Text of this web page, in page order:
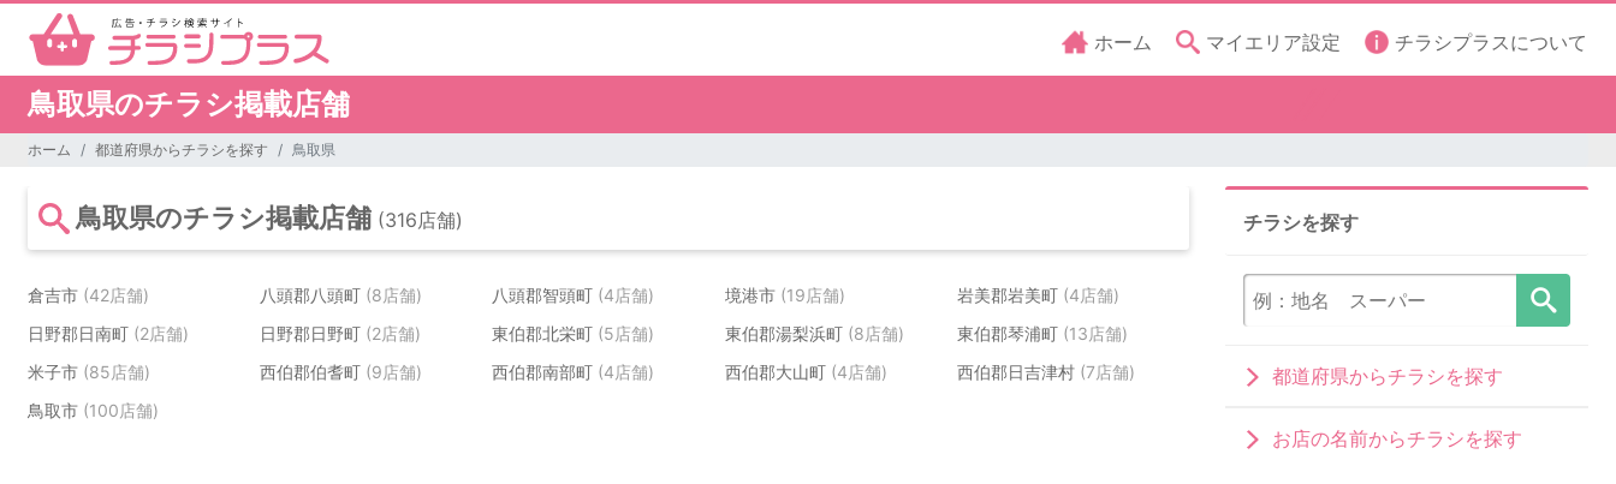
ホーム マイエリア設定 チラシプラスについて
鳥取県のチラシ掲載店舗
ホーム 都道府県からチラシを探す 鳥取県
鳥取県のチラシ掲載店舗 (316店舗)
倉吉市 (42店舗) 八頭郡八頭町 (8店舗) 八頭郡智頭町 (4店舗) 境港市 (19店舗) 岩美郡岩美町 (4店舗)
日野郡日南町 (2店舗) 日野郡日野町 (2店舗) 東伯郡北栄町 (5店舗) 東伯郡湯梨浜町 (8店舗) 東伯郡琴浦町 (13店舗)
米子市 (85店舗) 西伯郡伯耆町 (9店舗) 西伯郡南部町 (4店舗) 西伯郡大山町 (4店舗) 西伯郡日吉津村 (7店舗)
鳥取市 (100店舗)
チラシを探す
都道府県からチラシを探す
お店の名前からチラシを探す